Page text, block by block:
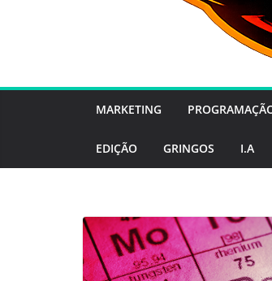
MARKETING
EDIÇÃO GRINGOS I.A